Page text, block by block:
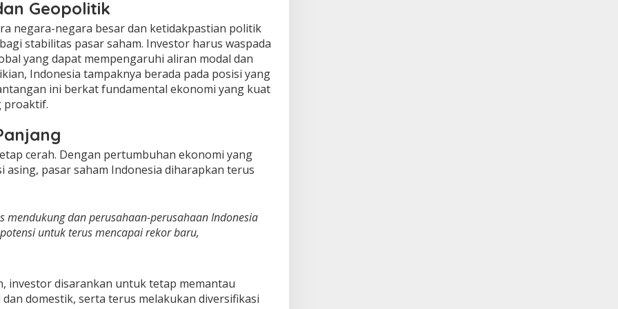
Geopolitik
negara-negara besar dan ketidakpastian politik
stabilitas pasar saham. Investor harus waspada
yang dapat mempengaruhi aliran modal dan
Indonesia tampaknya berada pada posisi yang
ini berkat fundamental ekonomi yang kuat
proaktif.
cerah. Dengan pertumbuhan ekonomi yang
asing, pasar saham Indonesia diharapkan terus
mendukung dan perusahaan-perusahaan Indonesia
untuk terus mencapai rekor baru,
investor disarankan untuk tetap memantau
domestik, serta terus melakukan diversifikasi